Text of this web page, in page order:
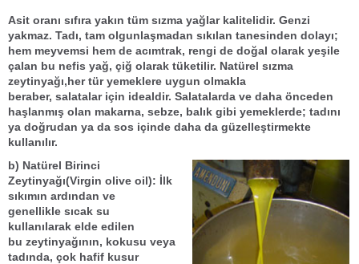
Asit oranı sıfıra yakın tüm sızma yağlar kalitelidir. Genzi
yakmaz. Tadı, tam olgunlaşmadan sıkılan tanesinden dolayı;
hem meyvemsi hem de acımtrak, rengi de doğal olarak yeşile
çalan bu nefis yağ, çiğ olarak tüketilir. Natürel sızma
zeytinyağı,her tür yemeklere uygun olmakla
beraber, salatalariçin idealdir. Salatalarda ve daha önceden
haşlanmış olan makarna, sebze, balık gibi yemeklerde; tadını
ya doğrudan ya da sos içinde daha da güzelleştirmekte
kullanılır.
b) Natürel Birinci
Zeytinyağı(Virgin olive oil): İlk
sıkımın ardından ve
genellikle sıcak su
kullanılarak elde edilen
bu zeytinyağının, kokusu veya
tadında, çok hafif kusur